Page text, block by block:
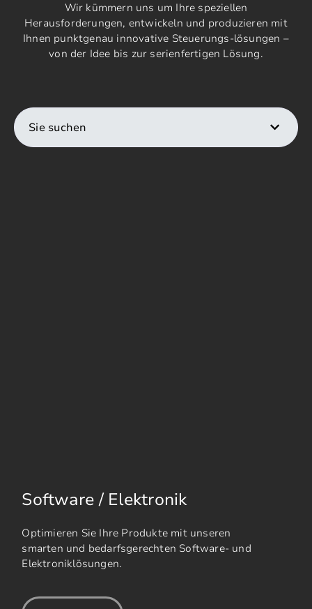
Wir kümmern uns um Ihre speziellen
Herausforderungen, entwickeln und produzieren mit
Ihnen punktgenau innovative Steuerungs-lösungen –
von der Idee bis zur serienfertigen Lösung.
Sie suchen
Software / Elektronik
Optimieren Sie Ihre Produkte mit unseren
smarten und bedarfsgerechten Software- und
Elektroniklösungen.